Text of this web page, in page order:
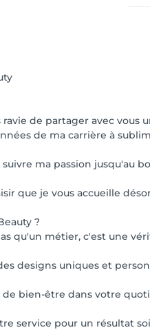
de partager avec vous
de ma carrière à
ma passion jusqu'au
que je vous accueille
?
qu'un métier, c'est une
designs uniques et
bien-être dans votre
service pour un résultat